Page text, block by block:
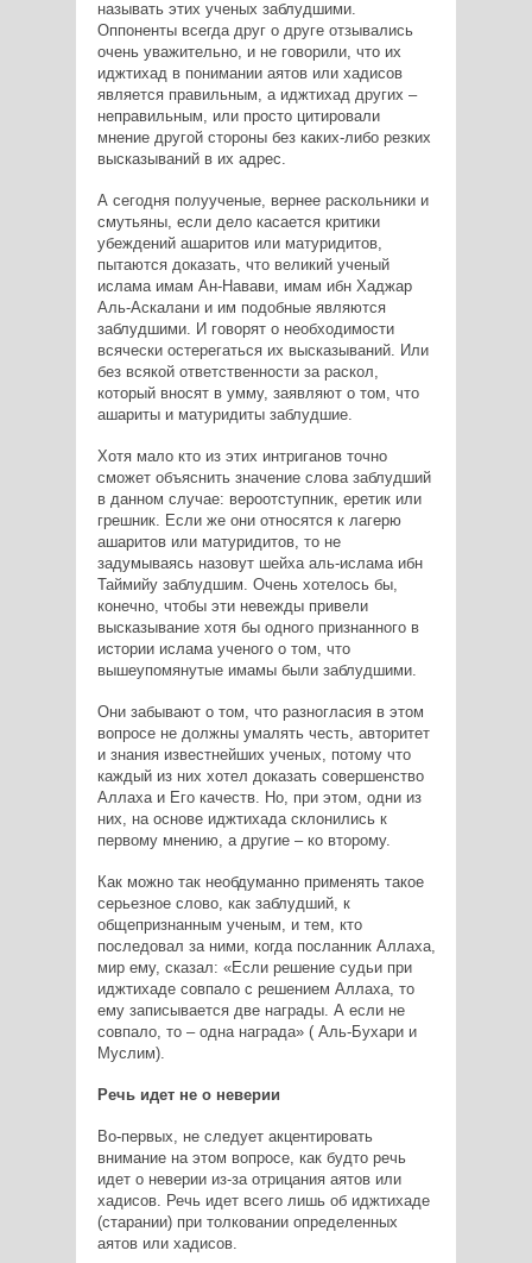
называть этих ученых заблудшими.
Оппоненты всегда друг о друге отзывались
очень уважительно, и не говорили, что их
иджтихад в понимании аятов или хадисов
является правильным, а иджтихад других –
неправильным, или просто цитировали
мнение другой стороны без каких-либо резких
высказываний в их адрес.
А сегодня полуученые, вернее раскольники и
смутьяны, если дело касается критики
убеждений ашаритов или матуридитов,
пытаются доказать, что великий ученый
ислама имам Ан-Навави, имам ибн Хаджар
Аль-Аскалани и им подобные являются
заблудшими. И говорят о необходимости
всячески остерегаться их высказываний. Или
без всякой ответственности за раскол,
который вносят в умму, заявляют о том, что
ашариты и матуридиты заблудшие.
Хотя мало кто из этих интриганов точно
сможет объяснить значение слова заблудший
в данном случае: вероотступник, еретик или
грешник. Если же они относятся к лагерю
ашаритов или матуридитов, то не
задумываясь назовут шейха аль-ислама ибн
Таймийу заблудшим. Очень хотелось бы,
конечно, чтобы эти невежды привели
высказывание хотя бы одного признанного в
истории ислама ученого о том, что
вышеупомянутые имамы были заблудшими.
Они забывают о том, что разногласия в этом
вопросе не должны умалять честь, авторитет
и знания известнейших ученых, потому что
каждый из них хотел доказать совершенство
Аллаха и Его качеств. Но, при этом, одни из
них, на основе иджтихада склонились к
первому мнению, а другие – ко второму.
Как можно так необдуманно применять такое
серьезное слово, как заблудший, к
общепризнанным ученым, и тем, кто
последовал за ними, когда посланник Аллаха,
мир ему, сказал: «Если решение судьи при
иджтихаде совпало с решением Аллаха, то
ему записывается две награды. А если не
совпало, то – одна награда» ( Аль-Бухари и
Муслим).
Речь идет не о неверии
Во-первых, не следует акцентировать
внимание на этом вопросе, как будто речь
идет о неверии из-за отрицания аятов или
хадисов. Речь идет всего лишь об иджтихаде
(старании) при толковании определенных
аятов или хадисов.